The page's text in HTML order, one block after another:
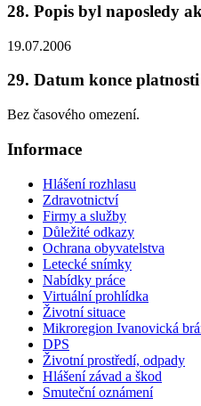
28. Popis byl naposledy
19.07.2006
29. Datum konce
Bez časového omezení.
Informace
Hlášení rozhlasu
Zdravotnictví
Firmy a služby
Důležité odkazy
Ochrana obyvatelstva
Letecké snímky
Nabídky práce
Virtuální prohlídka
Životní situace
Mikroregion Ivanovická
DPS
Životní prostředí, odpady
Hlášení závad a škod
Smuteční oznámení